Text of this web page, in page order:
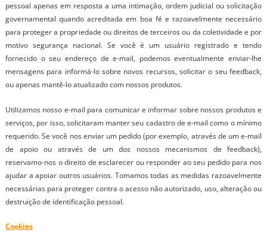
pessoal apenas em resposta a uma intimação, ordem judicial ou solicitação
governamental quando acreditada em boa fé e razoavelmente necessário
para proteger a propriedade ou direitos de terceiros ou da coletividade e por
motivo segurança nacional. Se você é um usuário registrado e tendo
fornecido o seu endereço de e-mail, podemos eventualmente enviar-lhe
mensagens para informá-lo sobre novos recursos, solicitar o seu feedback,
ou apenas mantê-lo atualizado com nossos produtos.
Utilizamos nosso e-mail para comunicar e informar sobre nossos produtos e
serviços, por isso, solicitaram manter seu cadastro de e-mail como o mínimo
requerido. Se você nos enviar um pedido (por exemplo, através de um e-mail
de apoio ou através de um dos nossos mecanismos de feedback),
reservamo-nos o direito de esclarecer ou responder ao seu pedido para nos
ajudar a apoiar outros usuários. Tomamos todas as medidas razoavelmente
necessárias para proteger contra o acesso não autorizado, uso, alteração ou
destruição de identificação pessoal.
Cookies